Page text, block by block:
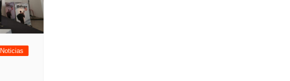
Noticias